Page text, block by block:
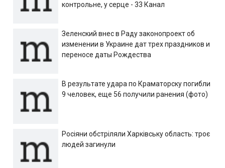
контрольне, у серце - 33 Канал
Зеленский внес в Раду законопроект об
изменении в Украине дат трех праздников и
переносе даты Рождества
В результате удара по Краматорску погибли
9 человек, еще 56 получили ранения (фото)
Росіяни обстріляли Харківську область: троє
людей загинули